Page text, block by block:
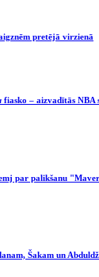
pretējā virzienā
fiasko – aizvadītās NBA
par palikšanu
Šakam un